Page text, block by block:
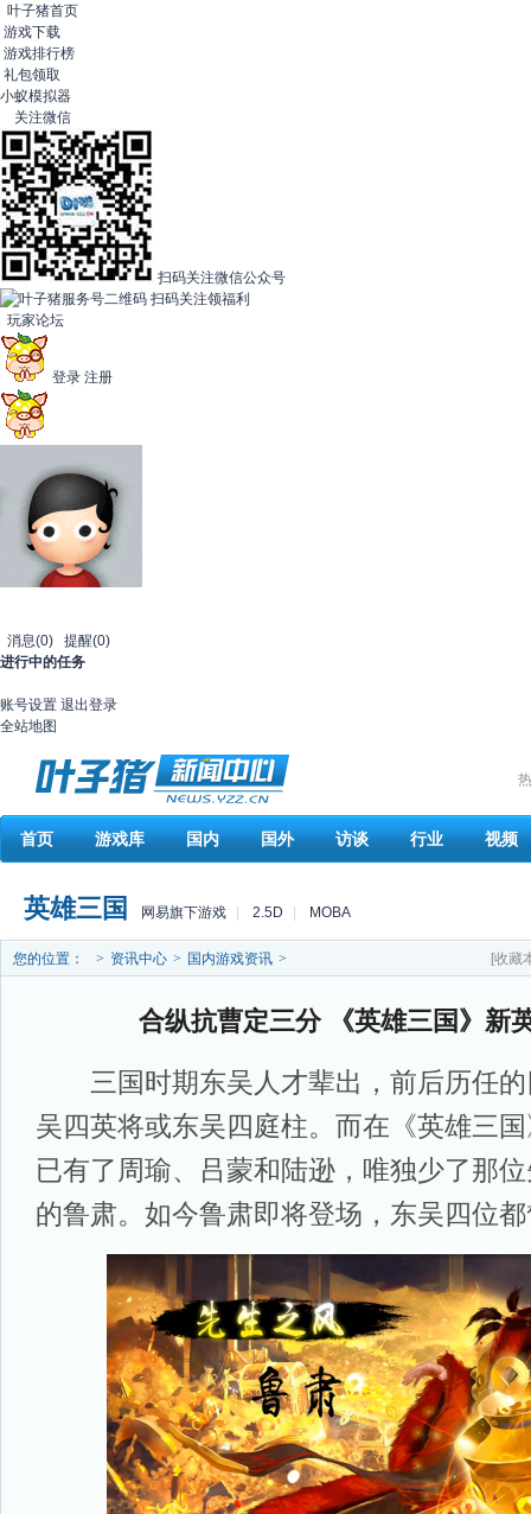
叶子猪首页
游戏下载
游戏排行榜
礼包领取
小蚁模拟器
关注微信
扫码关注微信公众号
扫码关注领福利
玩家论坛
登录 注册
消息(0) 提醒(0)
进行中的任务
账号设置 退出登录
全站地图
首页 游戏库 国内 国外 访谈 行业 视频
英雄三国 网易旗下游戏 2.5D MOBA
您的位置： > 资讯中心 > 国内游戏资讯 > [收藏
合纵抗曹定三分 《英雄三国》新
三国时期东吴人才辈出，前后历任的
吴四英将或东吴四庭柱。而在《英雄三
已有了周瑜、吕蒙和陆逊，唯独少了那
的鲁肃。如今鲁肃即将登场，东吴四位